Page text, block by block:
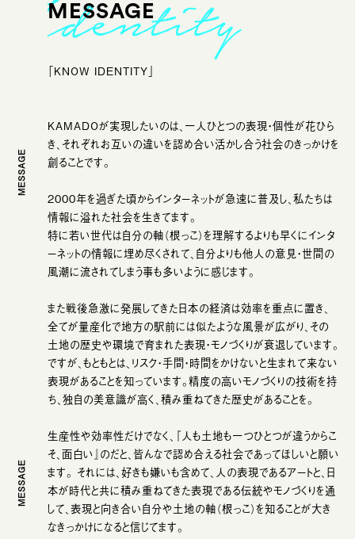
MESSAGE
MESSAGE
MESSAGE
「KNOW IDENTITY」
KAMADOが実現したいのは、一人ひとつの表現・個性が花ひら
き、それぞれお互いの違いを認め合い活かし合う社会のきっかけを
創ることです。
2000年を過ぎた頃からインターネットが急速に普及し、私たちは
情報に溢れた社会を生きてます。
特に若い世代は自分の軸（根っこ）を理解するよりも早くにインタ
ーネットの情報に埋め尽くされて、自分よりも他人の意見・世間の
風潮に流されてしまう事も多いように感じます。
また戦後急激に発展してきた日本の経済は効率を重点に置き、
全てが量産化で地方の駅前には似たような風景が広がり、その
土地の歴史や環境で育まれた表現・モノづくりが衰退しています。
ですが、もともとは、リスク・手間・時間をかけないと生まれて来ない
表現があることを知っています。精度の高いモノづくりの技術を持
ち、独自の美意識が高く、積み重ねてきた歴史があることを。
生産性や効率性だけでなく、『人も土地も一つひとつが違うからこ
そ、面白い』のだと、皆んなで認め合える社会であってほしいと願い
ます。 それには、好きも嫌いも含めて、人の表現であるアートと、日
本が時代と共に積み重ねてきた表現である伝統やモノづくりを通
して、表現と向き合い自分や土地の軸（根っこ）を知ることが大き
なきっかけになると信じてます。